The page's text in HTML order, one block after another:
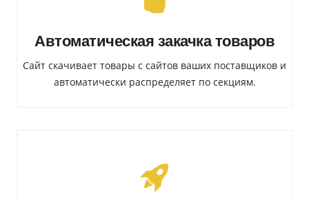
Автоматическая закачка товаров
Сайт скачивает товары с сайтов ваших поставщиков и
автоматически распределяет по секциям.